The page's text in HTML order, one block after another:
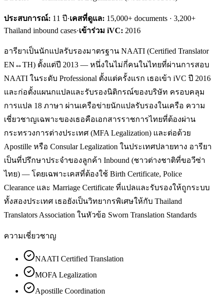
ประสบการณ์: 11 ปี·เคสที่ดูแล: 15,000+ documents · 3,200+
Thailand inbound cases·เข้าร่วม iVC: 2016
อารียาเป็นนักแปลรับรองมาตรฐาน NAATI (Certified Translator
EN↔TH) ตั้งแต่ปี 2013 — หนึ่งในไม่กี่คนในไทยที่ผ่านการสอบ
NAATI ในระดับ Professional ตั้งแต่ครั้งแรก เธอเข้า iVC ปี 2016
และก่อตั้งแผนกแปลและรับรองนิติกรณ์ของบริษัท ครอบคลุม
การแปล 18 ภาษา ผ่านเครือข่ายนักแปลรับรองในเครือ ความ
เชี่ยวชาญเฉพาะของเธอคือเอกสารราชการไทยที่ต้องผ่าน
กระทรวงการต่างประเทศ (MFA Legalization) และต่อด้วย
Apostille หรือ Consular Legalization ในประเทศปลายทาง อารียา
เป็นที่ปรึกษาประจำของลูกค้า Inbound (ชาวต่างชาติที่ขอวีซ่า
ไทย) — โดยเฉพาะเคสที่ต้องใช้ Birth Certificate, Police
Clearance และ Marriage Certificate ที่แปลและรับรองให้ถูกระบบ
ทั้งสองประเทศ เธอยังเป็นวิทยากรพิเศษให้กับ Thailand
Translators Association ในหัวข้อ Sworn Translation Standards
ความเชี่ยวชาญ
NAATI Certified Translation
MOFA Legalization
Apostille Coordination